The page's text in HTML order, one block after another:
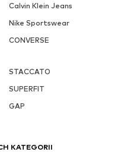
Calvin Klein Jeans
Nike Sportswear
CONVERSE
STACCATO
SUPERFIT
GAP
KATEGORII